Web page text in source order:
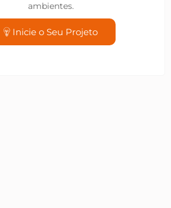
ambientes.
Inicie o Seu Projeto